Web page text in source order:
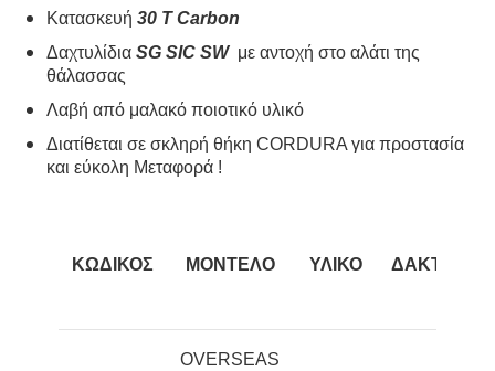
Κατασκευή 30 Τ Carbon
Δαχτυλίδια SG SIC SW με αντοχή στο αλάτι της
θάλασσας
Λαβή από μαλακό ποιοτικό υλικό
Διατίθεται σε σκληρή θήκη CORDURA για προστασία
και εύκολη Μεταφορά !
ΚΩΔΙΚΟΣ ΜΟΝΤΕΛΟ ΥΛΙΚΟ
OVERSEAS